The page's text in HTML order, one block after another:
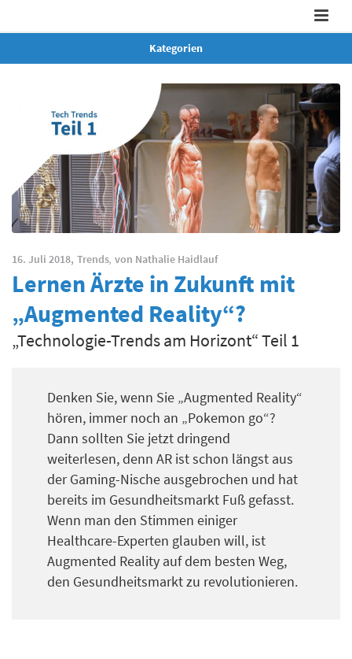
Kategorien
16. Juli 2018, Trends, von Nathalie Haidlauf
Lernen Ärzte in Zukunft mit
„Augmented Reality“?
„Technologie-Trends am Horizont“ Teil 1
Denken Sie, wenn Sie „Augmented Reality“
hören, immer noch an „Pokemon go“?
Dann sollten Sie jetzt dringend
weiterlesen, denn AR ist schon längst aus
der Gaming-Nische ausgebrochen und hat
bereits im Gesundheitsmarkt Fuß gefasst.
Wenn man den Stimmen einiger
Healthcare-Experten glauben will, ist
Augmented Reality auf dem besten Weg,
den Gesundheitsmarkt zu revolutionieren.